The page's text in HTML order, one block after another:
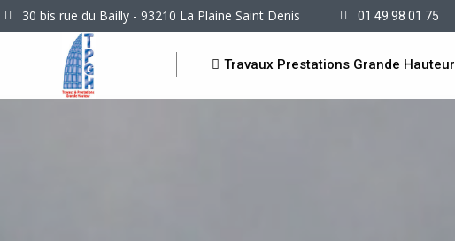
30 bis rue du Bailly - 93210 La Plaine Saint Denis 01 49 98 01 75
Travaux Prestations Grande Hauteur